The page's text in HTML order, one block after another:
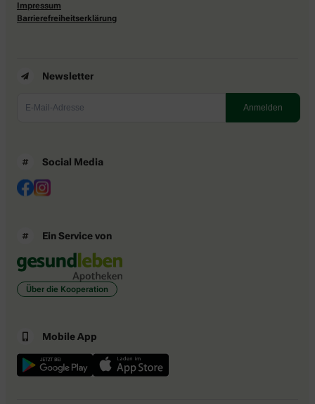
Impressum
Barrierefreiheitserklärung
Newsletter
Social Media
Ein Service von
Über die Kooperation
Mobile App